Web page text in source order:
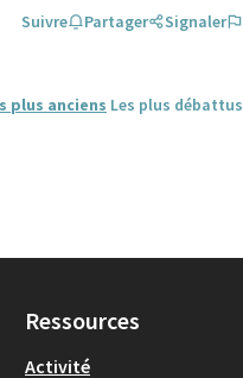
Suivre Partager Signaler
plus anciens Les plus débattus
Ressources
Activité